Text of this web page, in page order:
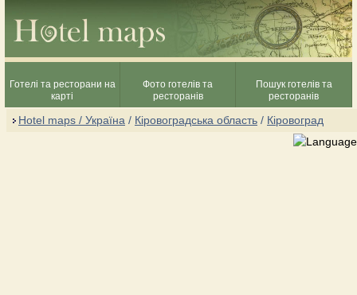
Готелі та ресторани на
карті
Фото готелів та
ресторанів
Пошук готелів та
ресторанів
Hotel maps / Україна / Кіровоградcька область / Кіровоград